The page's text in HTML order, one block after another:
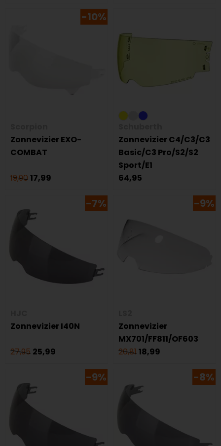
-10%
Zonnevizier EXO-
COMBAT
19,9017,99
Zonnevizier C4/C3/C3
Basic/C3 Pro/S2/S2
Sport/E1
64,95
-7%
Zonnevizier I40N
27,95 25,99
-9%
Zonnevizier
MX701/FF811/OF603
20,8118,99
-9% -8%